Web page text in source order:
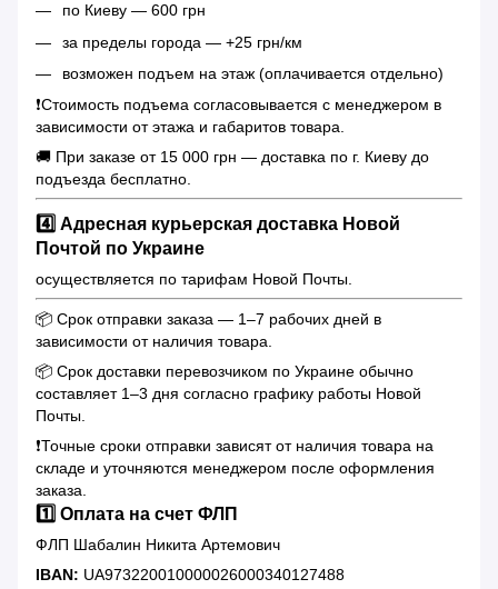
по Киеву — 600 грн
за пределы города — +25 грн/км
возможен подъем на этаж (оплачивается отдельно)
❗️Стоимость подъема согласовывается с менеджером в
зависимости от этажа и габаритов товара.
🚚 При заказе от 15 000 грн — доставка по г. Киеву до
подъезда бесплатно.
4️⃣ Адресная курьерская доставка Новой
Почтой по Украине
осуществляется по тарифам Новой Почты.
📦 Срок отправки заказа — 1–7 рабочих дней в
зависимости от наличия товара.
📦 Срок доставки перевозчиком по Украине обычно
составляет 1–3 дня согласно графику работы Новой
Почты.
❗️Точные сроки отправки зависят от наличия товара на
складе и уточняются менеджером после оформления
заказа.
1️⃣ Оплата на счет ФЛП
ФЛП Шабалин Никита Артемович
IBAN: UA973220010000026000340127488